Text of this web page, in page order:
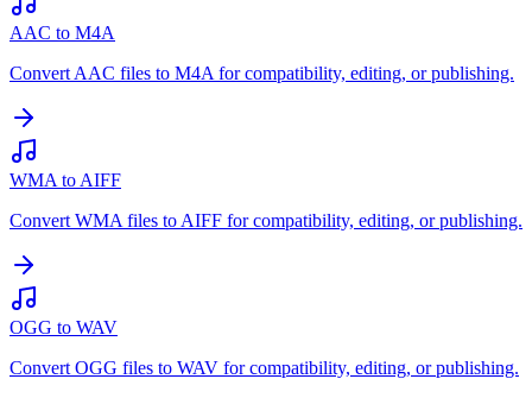
AAC to M4A
Convert AAC files to M4A for compatibility, editing, or publishing.
WMA to AIFF
Convert WMA files to AIFF for compatibility, editing, or publishing.
OGG to WAV
Convert OGG files to WAV for compatibility, editing, or publishing.